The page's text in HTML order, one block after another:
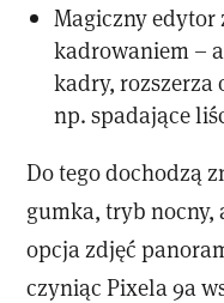
Magiczny
kadrowaniem –
kadry, rozszerza
np. spadające
Do tego dochodzą
gumka, tryb nocny,
opcja zdjęć
czyniąc Pixela 9a